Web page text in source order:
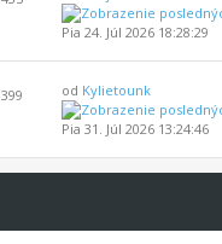
Pia 24. Júl 2026 18:28:29
399 od Kylietounk
Pia 31. Júl 2026 13:24:46